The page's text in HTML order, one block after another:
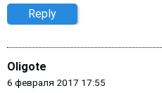
Reply
Oligote
6 февраля 2017 17:55